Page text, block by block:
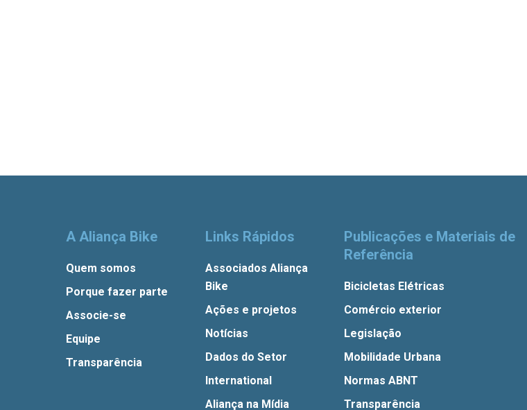
A Aliança Bike
Quem somos
Porque fazer parte
Associe-se
Equipe
Transparência
Links Rápidos
Associados Aliança
Bike
Ações e projetos
Notícias
Dados do Setor
International
Aliança na Mídia
Publicações e Materiais de
Referência
Bicicletas Elétricas
Comércio exterior
Legislação
Mobilidade Urbana
Normas ABNT
Transparência